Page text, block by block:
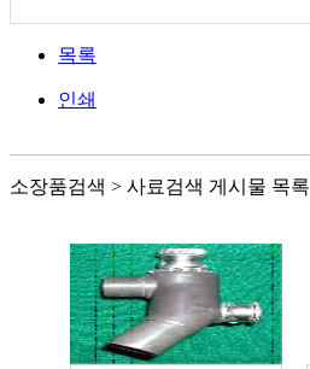
목록
인쇄
소장품검색 > 사료검색 게시물 목록